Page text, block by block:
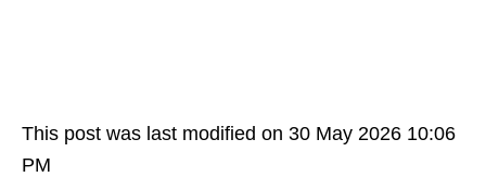
This post was last modified on 30 May 2026 10:06
PM